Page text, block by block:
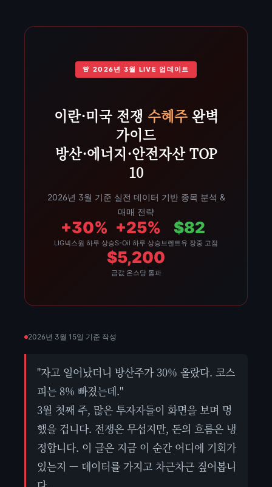
🚨 2026년 3월 LIVE 업데이트
이란·미국 전쟁 수혜주완벽
가이드
방산·에너지·안전자산 TOP
10
2026년 3월 기준 실전 데이터 기반 종목 분석 &
매매 전략
+30%
LIG넥스원 하루 상승
+25%
S-Oil 하루 상승
$82
브렌트유 장중 고점
$5,200
금값 온스당 돌파
2026년 3월 15일 기준 작성
"자고 일어났더니 방산주가 30% 올랐다. 코스
피는 8% 빠졌는데."
3월 첫째 주, 많은 투자자들이 화면을 보며 멍
했을 겁니다. 전쟁은 무섭지만, 돈의 흐름은 냉
정합니다. 이 글은 지금 이 순간 어디에 기회가
있는지 — 데이터를 가지고 차근차근 짚어봅니